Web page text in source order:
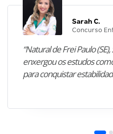
Sarah C.
Concurso
“Natural de Frei Paulo
enxergou os estudos
para conquistar